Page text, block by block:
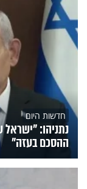
חדשות היום
ההסכם בעזה"